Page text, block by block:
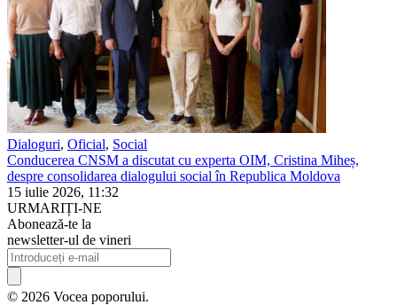
Dialoguri, Oficial, Social
Conducerea CNSM a discutat cu experta OIM, Cristina Miheș,
despre consolidarea dialogului social în Republica Moldova
15 iulie 2026, 11:32
URMARIȚI-NE
Abonează-te la
newsletter-ul de vineri
© 2026 Vocea poporului.